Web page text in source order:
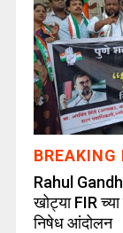
BREAKING
Rahul
खोट्या FIR
निषेध आंदोलन